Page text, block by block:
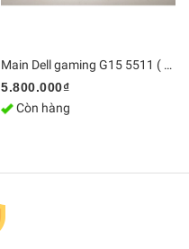
Main Dell gaming G15 5511 ( SRKT1 / i5-11400H - SRKMA / HM570 ) GDL58 LA-K455P | Bo mạch chủ Zin [Chính Hãng]
5.800.000₫
Còn hàng